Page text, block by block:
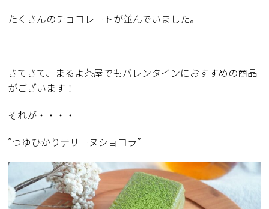
たくさんのチョコレートが並んでいました。
さてさて、まるよ茶屋でもバレンタインにおすすめの商品
がございます！
それが・・・・
”つゆひかりテリーヌショコラ”